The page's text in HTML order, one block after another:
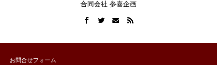
合同会社 参喜企画
お問合せフォーム